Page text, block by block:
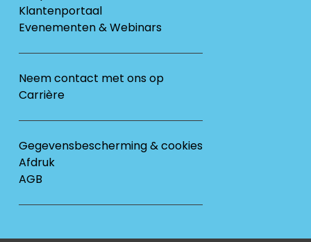
Klantenportaal
Evenementen & Webinars
Neem contact met ons op
Carrière
Gegevensbescherming & cookies
Afdruk
AGB